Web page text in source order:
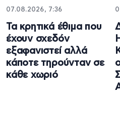
07.08.2026, 7:36
Τα κρητικά έθιμα που
έχουν σχεδόν
εξαφανιστεί αλλά
κάποτε τηρούνταν σε
κάθε χωριό